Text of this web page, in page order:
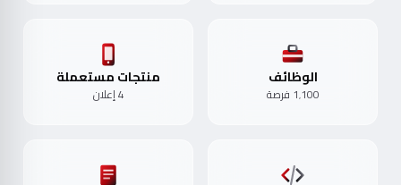
الوظائف
1٬100 فرصة
منتجات مستعملة
4 إعلان